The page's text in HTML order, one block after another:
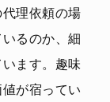
理依頼の場
るのか、細
ます。趣味
が宿ってい